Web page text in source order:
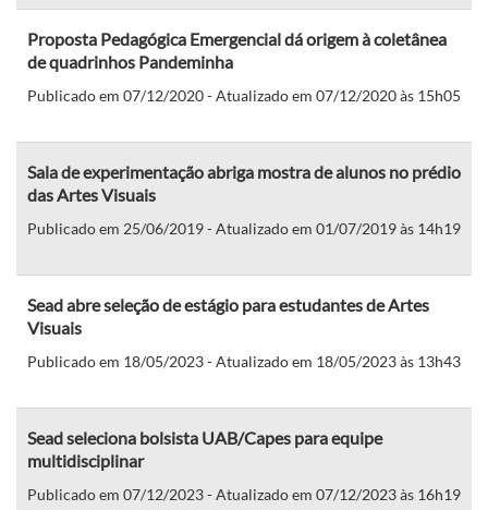
Proposta Pedagógica Emergencial dá origem à coletânea
de quadrinhos Pandeminha
Publicado em 07/12/2020 - Atualizado em 07/12/2020 às 15h05
Sala de experimentação abriga mostra de alunos no prédio
das Artes Visuais
Publicado em 25/06/2019 - Atualizado em 01/07/2019 às 14h19
Sead abre seleção de estágio para estudantes de Artes
Visuais
Publicado em 18/05/2023 - Atualizado em 18/05/2023 às 13h43
Sead seleciona bolsista UAB/Capes para equipe
multidisciplinar
Publicado em 07/12/2023 - Atualizado em 07/12/2023 às 16h19